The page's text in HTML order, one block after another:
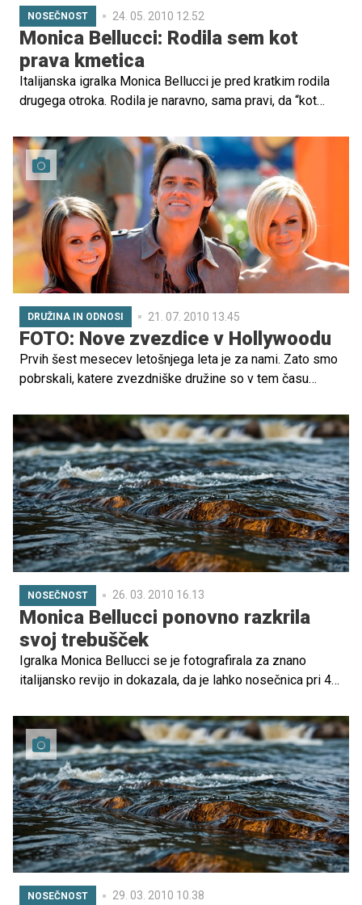
NOSEČNOST 24. 05. 2010 12.52
Monica Bellucci: Rodila sem kot
prava kmetica
Italijanska igralka Monica Bellucci je pred kratkim rodila
drugega otroka. Rodila je naravno, sama pravi, da “kot
DRUŽINA IN ODNOSI 21. 07. 2010 13.45
FOTO: Nove zvezdice v Hollywoodu
Prvih šest mesecev letošnjega leta je za nami. Zato smo
pobrskali, katere zvezdniške družine so v tem času
NOSEČNOST 26. 03. 2010 16.13
Monica Bellucci ponovno razkrila
svoj trebušček
Igralka Monica Bellucci se je fotografirala za znano
italijansko revijo in dokazala, da je lahko nosečnica pri 45
NOSEČNOST 29. 03. 2010 10.38